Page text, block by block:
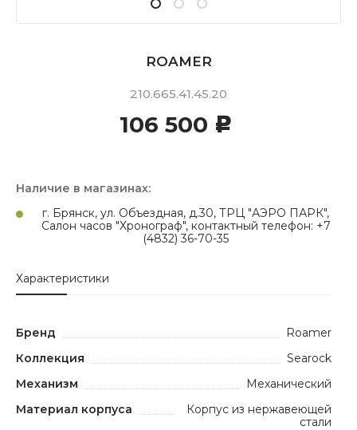
ROAMER
210.665.41.45.20
106 500 c
Наличие в магазинах:
г. Брянск, ул. Объездная, д.30, ТРЦ "АЭРО ПАРК",
Салон часов "Хронограф", контактный телефон: +7
(4832) 36-70-35
Характеристики
Бренд
Roamer
Коллекция
Searock
Механизм
Механический
Материал корпуса
Корпус из нержавеющей
стали